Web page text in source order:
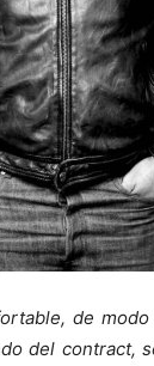
de
del contract,